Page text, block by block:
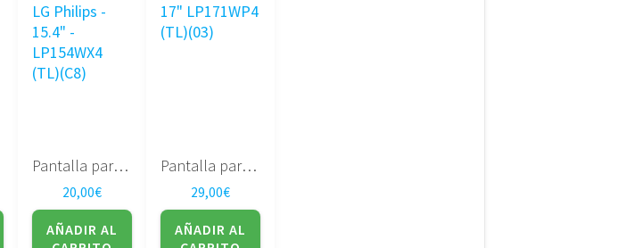
Pantalla para portatil LG Philips – 15.4″ – LP154WX4 (TL)(C8)
20,00€
AÑADIR AL
Pantalla para portatil 17″ LP171WP4 (TL)(03)
29,00€
AÑADIR AL